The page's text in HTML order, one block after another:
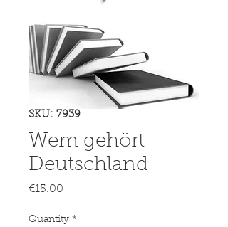
SKU: 7939
Wem gehört
Deutschland
€15.00
Quantity *